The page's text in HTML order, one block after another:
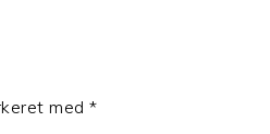
med *